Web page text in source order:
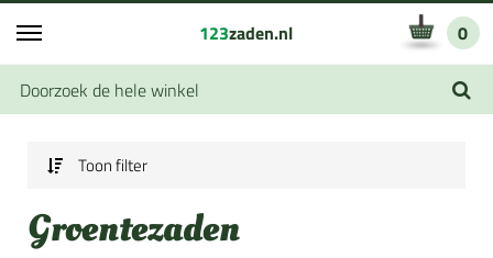
123zaden.nl 0
Toon filter
Groentezaden